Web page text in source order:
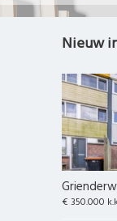
Nieuw
€ 350.000